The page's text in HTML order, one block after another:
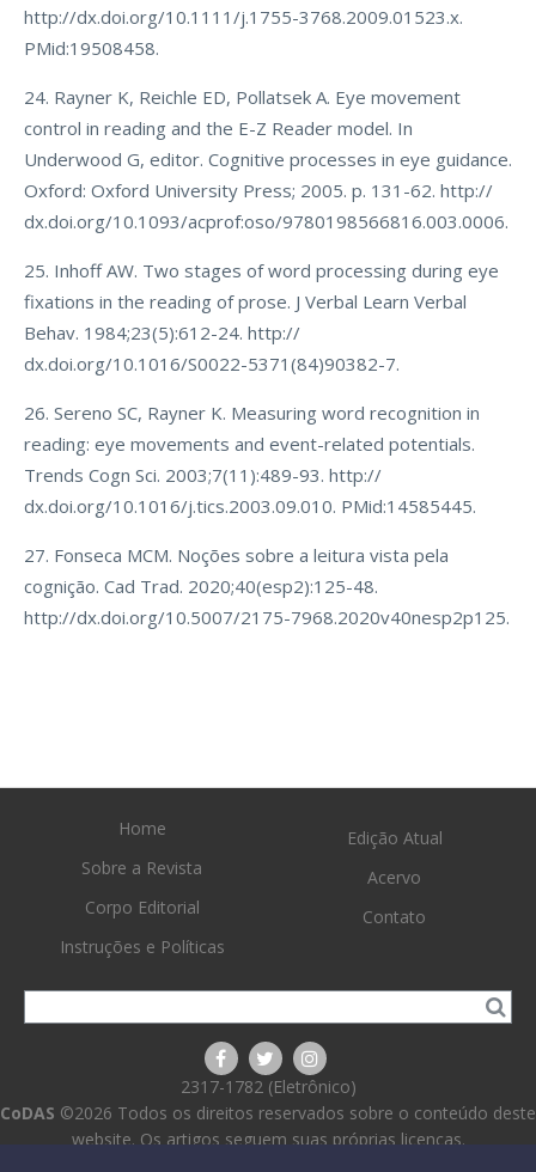
http://dx.doi.org/10.1111/j.1755-3768.2009.01523.x.
PMid:19508458.
24. Rayner K, Reichle ED, Pollatsek A. Eye movement
control in reading and the E-Z Reader model. In
Underwood G, editor. Cognitive processes in eye guidance.
Oxford: Oxford University Press; 2005. p. 131-62. http://
dx.doi.org/10.1093/acprof:oso/9780198566816.003.0006.
25. Inhoff AW. Two stages of word processing during eye
fixations in the reading of prose. J Verbal Learn Verbal
Behav. 1984;23(5):612-24. http://
dx.doi.org/10.1016/S0022-5371(84)90382-7.
26. Sereno SC, Rayner K. Measuring word recognition in
reading: eye movements and event-related potentials.
Trends Cogn Sci. 2003;7(11):489-93. http://
dx.doi.org/10.1016/j.tics.2003.09.010. PMid:14585445.
27. Fonseca MCM. Noções sobre a leitura vista pela
cognição. Cad Trad. 2020;40(esp2):125-48.
http://dx.doi.org/10.5007/2175-7968.2020v40nesp2p125.
Home
Sobre a Revista
Corpo Editorial
Instruções e Políticas
Edição Atual
Acervo
Contato
2317-1782 (Eletrônico)
CoDAS ©2026 Todos os direitos reservados sobre o conteúdo deste
website. Os artigos seguem suas próprias licenças.